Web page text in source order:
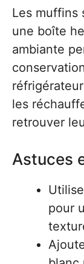
Les muffins
une boîte
ambiante
les
retrouver
Astuces
pour